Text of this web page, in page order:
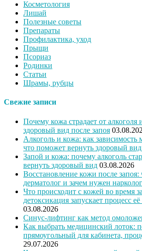
Косметология
Лишай
Полезные советы
Препараты
Профилактика, уход
Прыщи
Псориаз
Родинки
Статьи
Шрамы, рубцы
Свежие записи
Почему кожа страдает от алкоголя
здоровый вид после запоя
Алкоголь и кожа: как зависимость
что поможет вернуть здоровый вид
Запой и кожа: почему алкоголь
вернуть здоровый вид 03.08.2026
Восстановление кожи после запоя:
дерматолог и зачем нужен нарколог
Что происходит с кожей во время
детоксикация запускает процесс
03.08.2026
Синус-лифтинг как метод
Как выбрать медицинский лоток:
прямоугольный для кабинета,
29.07.2026